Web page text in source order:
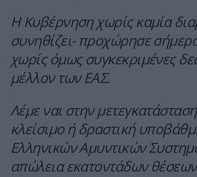
Η Κυβέρνηση χωρίς καμία
συνηθίζει- προχώρησε
χωρίς όμως συγκεκριμένες
μέλλον των ΕΑΣ.
Λέμε ναι στην
κλείσιμο ή δραστική
Ελληνικών Αμυντικών
απώλεια εκατοντάδων